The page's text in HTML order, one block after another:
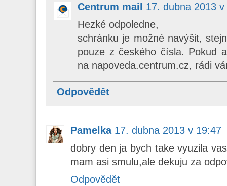
Centrum mail
17. dubna 2013
Hezké odpoledne,
schránku je možné navýšit,
pouze z českého čísla. Pokud
na napoveda.centrum.cz, rádi
Odpovědět
Pamelka 17. dubna 2013 v 19:47
dobry den ja bych take vyuzila
mam asi smulu,ale dekuju za
Odpovědět